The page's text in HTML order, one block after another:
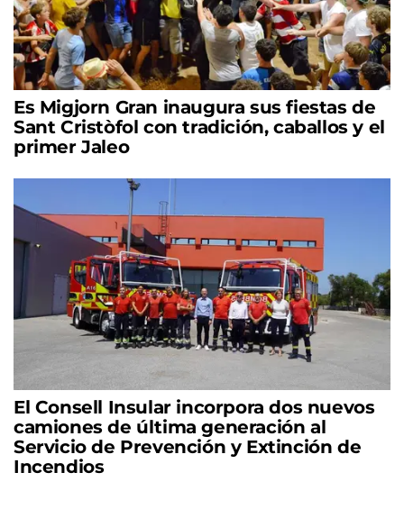
Es Migjorn Gran inaugura sus fiestas de
Sant Cristòfol con tradición, caballos y el
primer Jaleo
El Consell Insular incorpora dos nuevos
camiones de última generación al
Servicio de Prevención y Extinción de
Incendios